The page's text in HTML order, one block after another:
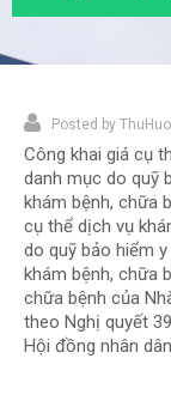
Posted by
Công khai giá cụ
danh mục do quỹ
khám bệnh, chữa
cụ thể dịch vụ
do quỹ bảo hiểm
khám bệnh, chữa
chữa bệnh của
theo Nghị quyết
Hội đồng nhân